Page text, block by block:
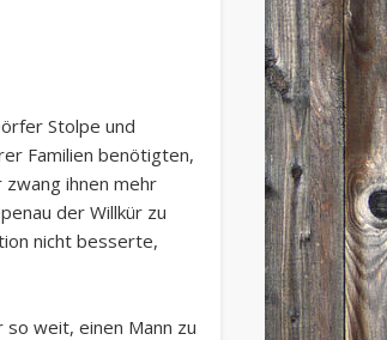
Stolpe und
Familien benötigten,
ihnen mehr
der Willkür zu
nicht besserte,
weit, einen Mann zu